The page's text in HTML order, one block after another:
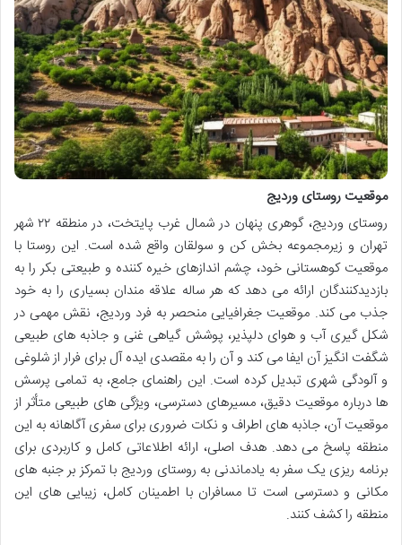
موقعیت روستای وردیج
روستای وردیج، گوهری پنهان در شمال غرب پایتخت، در منطقه ۲۲ شهر
تهران و زیرمجموعه بخش کن و سولقان واقع شده است. این روستا با
موقعیت کوهستانی خود، چشم اندازهای خیره کننده و طبیعتی بکر را به
بازدیدکنندگان ارائه می دهد که هر ساله علاقه مندان بسیاری را به خود
جذب می کند. موقعیت جغرافیایی منحصر به فرد وردیج، نقش مهمی در
شکل گیری آب و هوای دلپذیر، پوشش گیاهی غنی و جاذبه های طبیعی
شگفت انگیز آن ایفا می کند و آن را به مقصدی ایده آل برای فرار از شلوغی
و آلودگی شهری تبدیل کرده است. این راهنمای جامع، به تمامی پرسش
ها درباره موقعیت دقیق، مسیرهای دسترسی، ویژگی های طبیعی متأثر از
موقعیت آن، جاذبه های اطراف و نکات ضروری برای سفری آگاهانه به این
منطقه پاسخ می دهد. هدف اصلی، ارائه اطلاعاتی کامل و کاربردی برای
برنامه ریزی یک سفر به یادماندنی به روستای وردیج با تمرکز بر جنبه های
مکانی و دسترسی است تا مسافران با اطمینان کامل، زیبایی های این
منطقه را کشف کنند.